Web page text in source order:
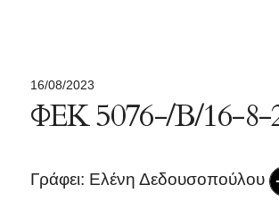
16/08/2023
ΦΕΚ 5076-/Β/16-8-
Γράφει: Ελένη Δεδουσοπούλου